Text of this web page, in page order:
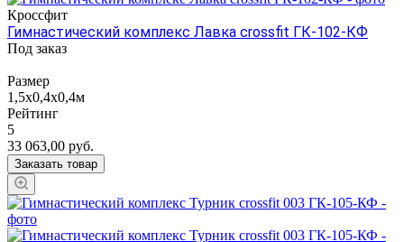
Кроссфит
Гимнастический комплекс Лавка crossfit ГК-102-КФ
Под заказ
Размер
1,5х0,4х0,4м
Рейтинг
5
33 063,00 руб.
Заказать товар